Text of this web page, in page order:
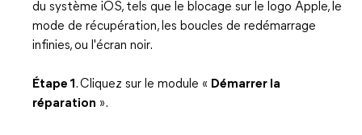
du système iOS, tels que le blocage sur le logo Apple, le
mode de récupération, les boucles de redémarrage
infinies, ou l'écran noir.
Étape 1 . Cliquez sur le module « Démarrer la
réparation ».